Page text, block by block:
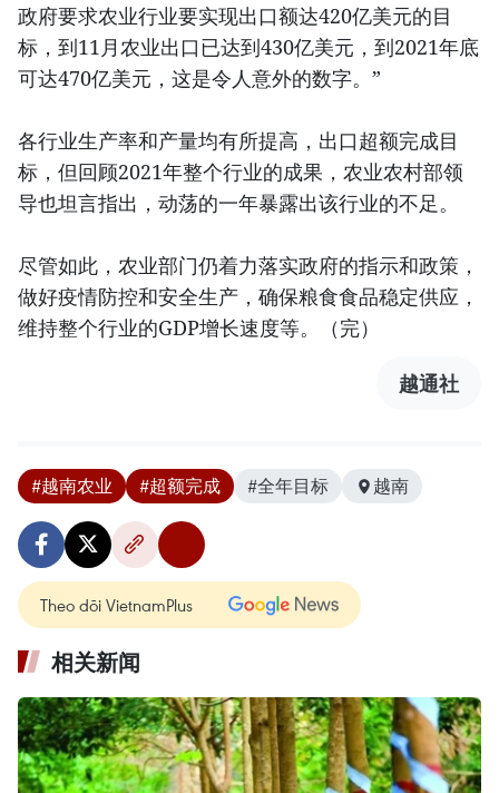
政府要求农业行业要实现出口额达420亿美元的目
标，到11月农业出口已达到430亿美元，到2021年底
可达470亿美元，这是令人意外的数字。”
各行业生产率和产量均有所提高，出口超额完成目
标，但回顾2021年整个行业的成果，农业农村部领
导也坦言指出，动荡的一年暴露出该行业的不足。
尽管如此，农业部门仍着力落实政府的指示和政策，
做好疫情防控和安全生产，确保粮食食品稳定供应，
维持整个行业的GDP增长速度等。（完）
越通社
#越南农业 #超额完成 #全年目标 越南
Theo dõi VietnamPlus
相关新闻